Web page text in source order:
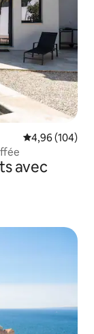
Évaluation
4,96 (104)
avec